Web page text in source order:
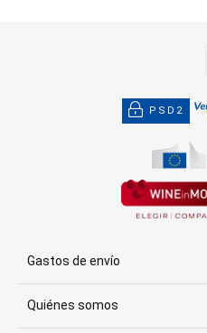
PSD2
Gastos de envío
Quiénes somos